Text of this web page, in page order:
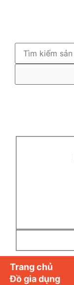
Trang chủ
Đồ gia dụng